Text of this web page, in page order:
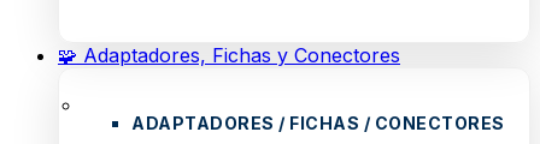
🧩 Adaptadores, Fichas y Conectores
ADAPTADORES / FICHAS / CONECTORES